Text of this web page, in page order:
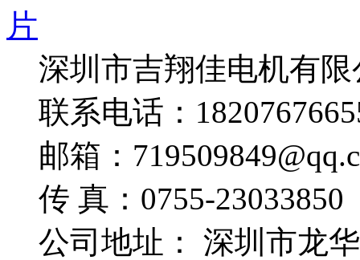
深圳市吉翔佳电机有
联系电话：
邮箱：
传 真：0755-23033850
公司地址： 深圳市龙